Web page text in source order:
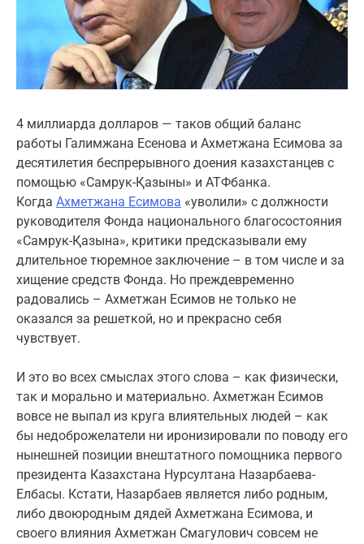
4 миллиарда долларов — таков общий баланс
работы Галимжана Есенова и Ахметжана Есимова за
десятилетия беспрерывного доения казахстанцев с
помощью «Самрук-Қазыны» и АТФбанка.
Когда Ахметжана Есимова «уволили» с должности
руководителя Фонда национального благосостояния
«Самрук-Қазына», критики предсказывали ему
длительное тюремное заключение – в том числе и за
хищение средств Фонда. Но преждевременно
радовались – Ахметжан Есимов не только не
оказался за решеткой, но и прекрасно себя
чувствует.
И это во всех смыслах этого слова – как физически,
так и морально и материально. Ахметжан Есимов
вовсе не выпал из круга влиятельных людей – как
бы недоброжелатели ни иронизировали по поводу его
нынешней позиции внештатного помощника первого
президента Казахстана Нурсултана Назарбаева-
Елбасы. Кстати, Назарбаев является либо родным,
либо двоюродным дядей Ахметжана Есимова, и
своего влияния Ахметжан Смагулович совсем не